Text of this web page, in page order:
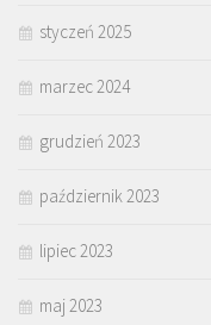
styczeń 2025
marzec 2024
grudzień 2023
październik 2023
lipiec 2023
maj 2023